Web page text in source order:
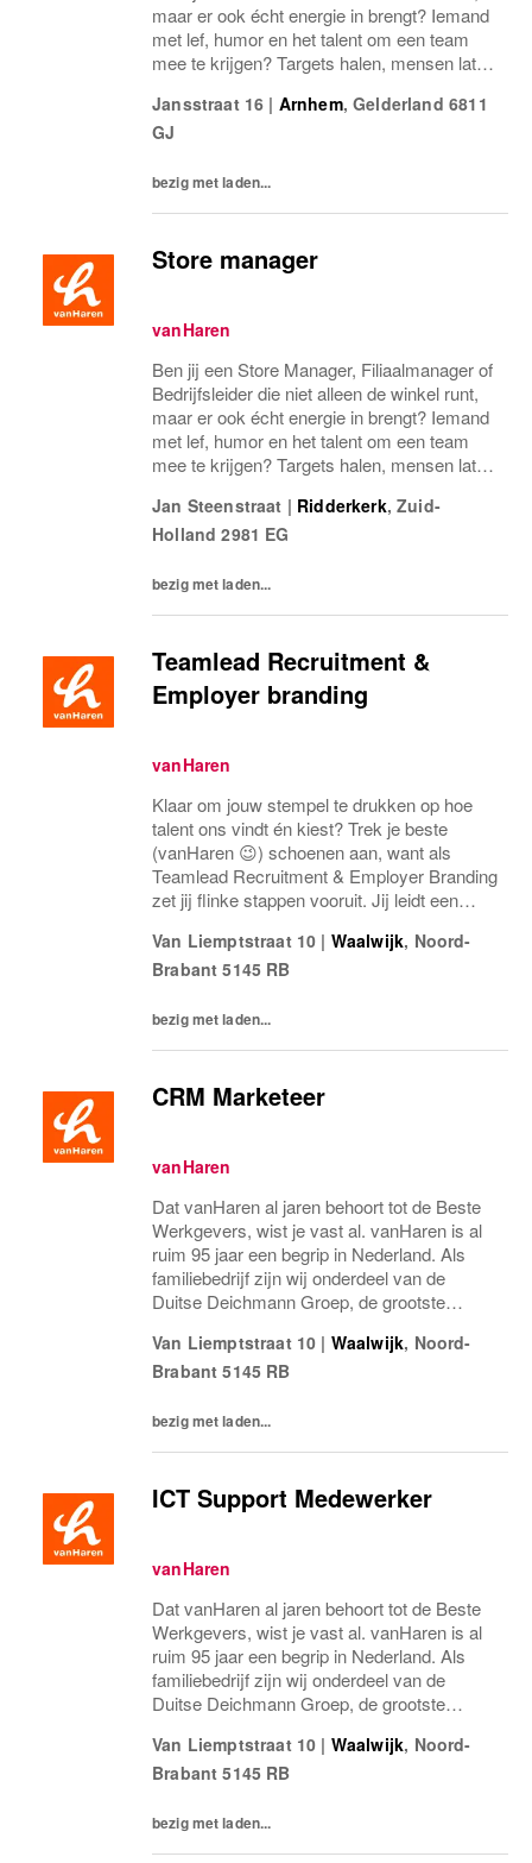
maar er ook écht energie in brengt? Iemand
met lef, humor en het talent om een team
mee te krijgen? Targets halen, mensen laten
please! Dan zoeken wij jou.Bij...
Jansstraat 16 | Arnhem,Gelderland 6811
GJ
bezig met laden...
Store manager
vanHaren
Ben jij een Store Manager, Filiaalmanager of
Bedrijfsleider die niet alleen de winkel runt,
maar er ook écht energie in brengt? Iemand
met lef, humor en het talent om een team
mee te krijgen? Targets halen, mensen laten
please! Dan zoeken wij jou.Bij...
Jan Steenstraat | Ridderkerk,Zuid-
Holland 2981 EG
bezig met laden...
Teamlead Recruitment &
Employer branding
vanHaren
Klaar om jouw stempel te drukken op hoe
talent ons vindt én kiest? Trek je beste
(vanHaren 😉) schoenen aan, want als
Teamlead Recruitment & Employer Branding
zet jij flinke stappen vooruit. Jij leidt een
1 stagiair en zorgt dat ons werkgeversmerk
net zo...
Van Liemptstraat 10 | Waalwijk, Noord-
Brabant 5145 RB
bezig met laden...
CRM Marketeer
vanHaren
Dat vanHaren al jaren behoort tot de Beste
Werkgevers, wist je vast al. vanHaren is al
ruim 95 jaar een begrip in Nederland. Als
familiebedrijf zijn wij onderdeel van de
Duitse Deichmann Groep, de grootste
binnen vanHaren zorgen voor ons succes.
Stap jij...
Van Liemptstraat 10 | Waalwijk, Noord-
Brabant 5145 RB
bezig met laden...
ICT Support Medewerker
vanHaren
Dat vanHaren al jaren behoort tot de Beste
Werkgevers, wist je vast al. vanHaren is al
ruim 95 jaar een begrip in Nederland. Als
familiebedrijf zijn wij onderdeel van de
Duitse Deichmann Groep, de grootste
binnen vanHaren zorgen voor ons succes.
Stap jij...
Van Liemptstraat 10 | Waalwijk, Noord-
Brabant 5145 RB
bezig met laden...